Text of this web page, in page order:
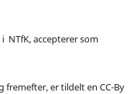
NTfK, accepterer som
fremefter, er tildelt en CC-By